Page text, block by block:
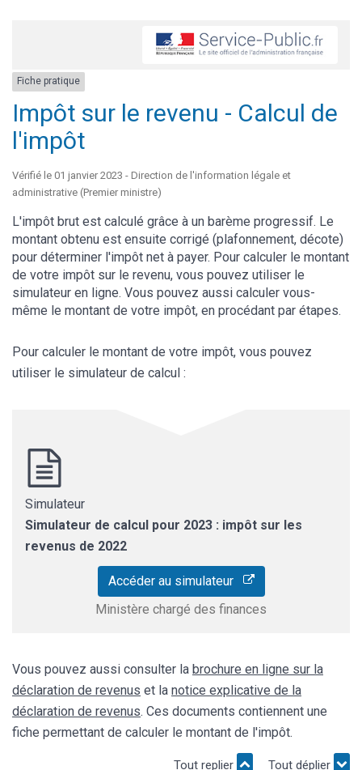
Fiche pratique
Impôt sur le revenu - Calcul de
l'impôt
Vérifié le 01 janvier 2023 - Direction de l'information légale et
administrative (Premier ministre)
L'impôt brut est calculé grâce à un barème progressif. Le
montant obtenu est ensuite corrigé (plafonnement, décote)
pour déterminer l'impôt net à payer. Pour calculer le montant
de votre impôt sur le revenu, vous pouvez utiliser le
simulateur en ligne. Vous pouvez aussi calculer vous-
même le montant de votre impôt, en procédant par étapes.
Pour calculer le montant de votre impôt, vous pouvez
utiliser le simulateur de calcul :
Simulateur
Simulateur de calcul pour 2023 : impôt sur les
revenus de 2022
Accéder au simulateur
Ministère chargé des finances
Vous pouvez aussi consulter la brochure en ligne sur la
déclaration de revenus et la notice explicative de la
déclaration de revenus. Ces documents contiennent une
fiche permettant de calculer le montant de l'impôt.
Tout replier Tout déplier